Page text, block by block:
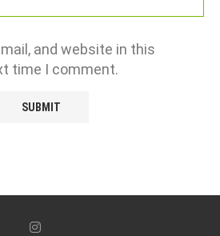
and website in this
time I comment.